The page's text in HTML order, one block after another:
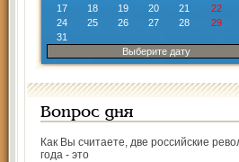
17
18 19 20 21 22
24
25 26 27 28 29
31
Выберите дату
Вопрос дня
Как Вы считаете, две российские
года - это